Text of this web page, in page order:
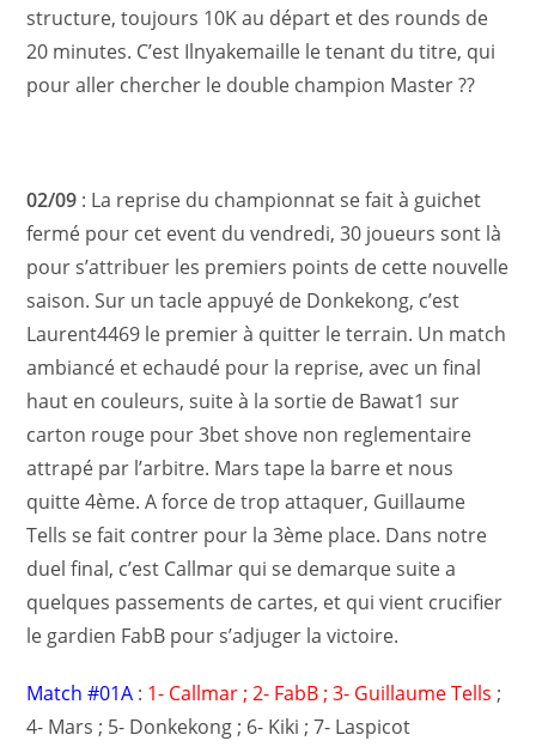
structure, toujours 10K au départ et des rounds de
20 minutes. C’est Ilnyakemaille le tenant du titre, qui
pour aller chercher le double champion Master ??
02/09 : La reprise du championnat se fait à guichet
fermé pour cet event du vendredi, 30 joueurs sont là
pour s’attribuer les premiers points de cette nouvelle
saison. Sur un tacle appuyé de Donkekong, c’est
Laurent4469 le premier à quitter le terrain. Un match
ambiancé et echaudé pour la reprise, avec un final
haut en couleurs, suite à la sortie de Bawat1 sur
carton rouge pour 3bet shove non reglementaire
attrapé par l’arbitre. Mars tape la barre et nous
quitte 4ème. A force de trop attaquer, Guillaume
Tells se fait contrer pour la 3ème place. Dans notre
duel final, c’est Callmar qui se demarque suite a
quelques passements de cartes, et qui vient crucifier
le gardien FabB pour s’adjuger la victoire.
Match #01A : 1- Callmar ; 2- FabB ; 3- Guillaume Tells ;
4- Mars ; 5- Donkekong ; 6- Kiki ; 7- Laspicot